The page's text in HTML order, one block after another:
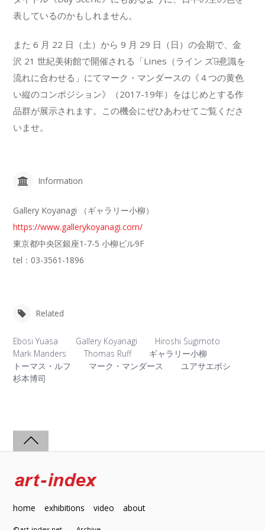
表しているのかもしれません。
また 6 月 22 日（土）から 9 月 29 日（日）の会期で、金
沢 21 世紀美術館で開催される「Lines（ライン ズ）̶意識を
流れに合わせる」にてマーク・マンダースの《４つの黄色
い縦のコンポジション》（2017-19年）をはじめとする作
品群が展示されます。この機会にぜひあわせてご覧くださ
いませ。
Information
Gallery Koyanagi （ギャラリー小柳）
https://www.gallerykoyanagi.com/
東京都中央区銀座1-7-5 小柳ビル9F
tel：03-3561-1896
Related
Ebosi Yuasa Gallery Koyanagi
Hiroshi Sugimoto
Mark Manders
Thomas Ruff
ギャラリー小柳
トーマス・ルフ
マーク・マンダース
ユアサエボシ
杉本博司
home exhibitions video about